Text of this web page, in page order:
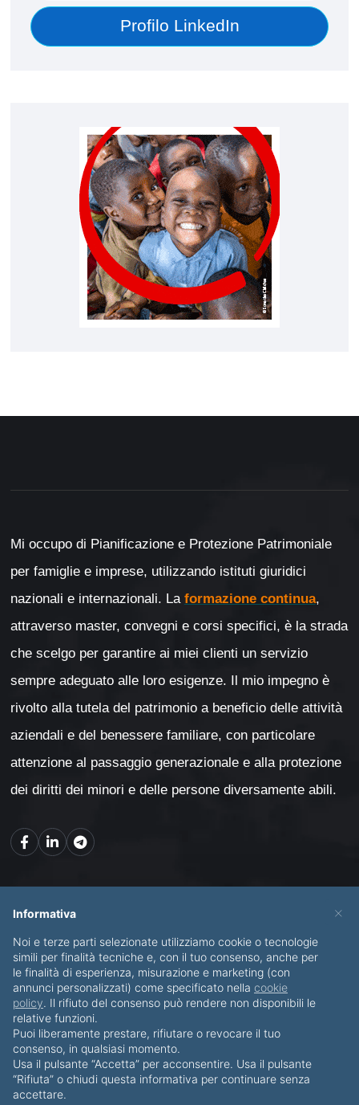
Profilo LinkedIn
Mi occupo di Pianificazione e Protezione Patrimoniale
per famiglie e imprese, utilizzando istituti giuridici
nazionali e internazionali. La formazione continua,
attraverso master, convegni e corsi specifici, è la strada
che scelgo per garantire ai miei clienti un servizio
sempre adeguato alle loro esigenze. Il mio impegno è
rivolto alla tutela del patrimonio a beneficio delle attività
aziendali e del benessere familiare, con particolare
attenzione al passaggio generazionale e alla protezione
dei diritti dei minori e delle persone diversamente abili.
CHI SONO SERVIZI
BLOG CONTATTI
© Copyright 2012-2026 Piero Di Bello & Partners
Tutti i diritti riservati
×
Informativa
Noi e terze parti selezionate utilizziamo cookie o tecnologie
simili per finalità tecniche e, con il tuo consenso, anche per
le finalità di esperienza, misurazione e marketing (con
annunci personalizzati) come specificato nella cookie
policy. Il rifiuto del consenso può rendere non disponibili le
relative funzioni.
Puoi liberamente prestare, rifiutare o revocare il tuo
consenso, in qualsiasi momento.
Usa il pulsante “Accetta” per acconsentire. Usa il pulsante
“Rifiuta” o chiudi questa informativa per continuare senza
accettare.